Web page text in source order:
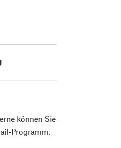
können Sie
Programm.